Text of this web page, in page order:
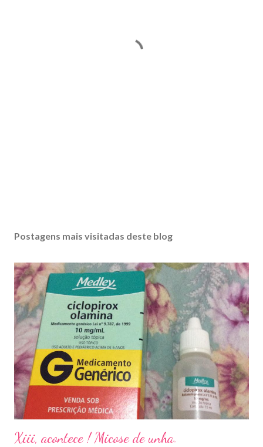
Postagens mais visitadas deste blog
Xiii, acontece ! Micose de unha.